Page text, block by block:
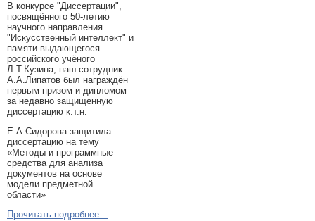
В конкурсе "Диссертации",
посвящённого 50-летию
научного направления
"Искусственный интеллект" и
памяти выдающегося
российского учёного
Л.Т.Кузина, наш сотрудник
А.А.Липатов был награждён
первым призом и дипломом
за недавно защищенную
диссертацию к.т.н.
Е.А.Сидорова защитила
диссертацию на тему
«Методы и программные
средства для анализа
документов на основе
модели предметной
области»
Прочитать подробнее...